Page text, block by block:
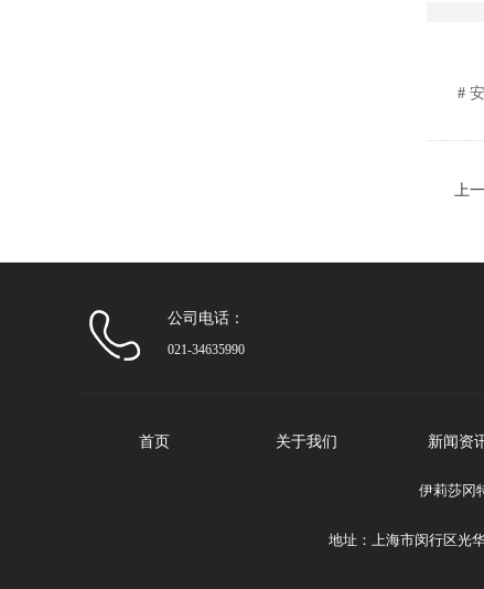
#
上
公司电话：
021-34635990
首页 关于我们 新闻资
伊莉莎冈
地址：上海市闵行区光